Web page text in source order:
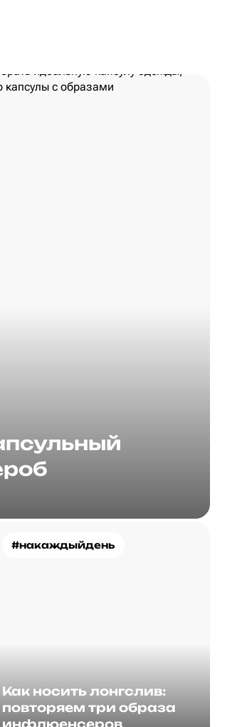
#накаждыйдень
Как носить лонгслив:
повторяем три образа
инфлюенсеров